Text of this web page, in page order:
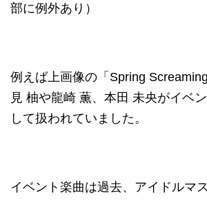
部に例外あり）
例えば上画像の「Spring
見 柚や龍崎 薫、本田 未央がイベ
して扱われていました。
イベント楽曲は過去、アイドルマ